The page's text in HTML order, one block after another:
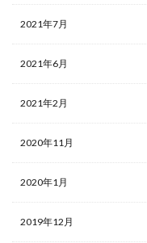
2021年7月
2021年6月
2021年2月
2020年11月
2020年1月
2019年12月